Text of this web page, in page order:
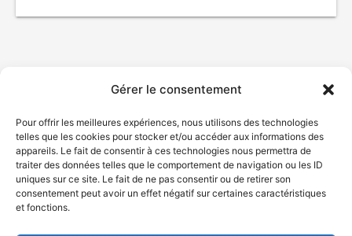
Gérer le consentement
Pour offrir les meilleures expériences, nous utilisons des technologies
telles que les cookies pour stocker et/ou accéder aux informations des
appareils. Le fait de consentir à ces technologies nous permettra de
traiter des données telles que le comportement de navigation ou les ID
uniques sur ce site. Le fait de ne pas consentir ou de retirer son
consentement peut avoir un effet négatif sur certaines caractéristiques
et fonctions.